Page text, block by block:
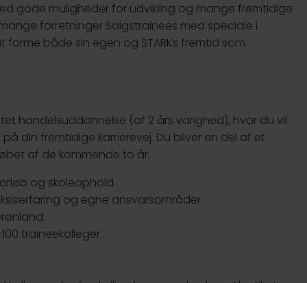
gode muligheder for udvikling og mange fremtidige
forretninger Salgstrainees med speciale i
både sin egen og STARKs fremtid som
handelsuddannelse (af 2 års varighed), hvor du vil
din fremtidige karrierevej. Du bliver en del af et
af de kommende to år:
og skoleophold.
og egne ansvarsområder
traineekolleger.